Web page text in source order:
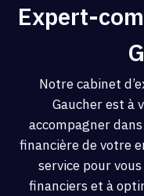
Expert-
Notre cabinet
Gaucher est à
accompagner
financière de votre
service pour
financiers et à